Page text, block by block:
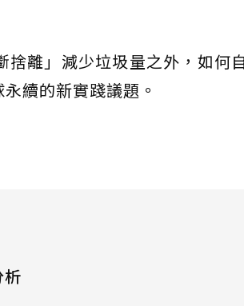
離」減少垃圾量之外，如何
續的新實踐議題。